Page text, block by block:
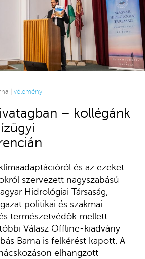
| vélemény
– kollégánk
és az ezeket
szervezett nagyszabású
Hidrológiai Társaság,
politikai és szakmai
természetvédők mellett
Válasz Offline-kiadvány
Barna is felkérést kapott. A
elhangzott